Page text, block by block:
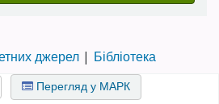
джерел
Бібліотека
Перегляд у МАРК